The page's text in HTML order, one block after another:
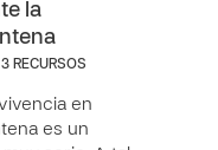
la
RECURSOS
en
es un